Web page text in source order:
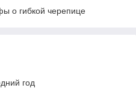
о гибкой черепице
год